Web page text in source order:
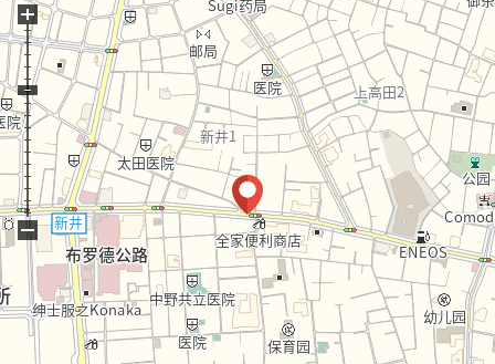
・窗大量，光照、通风为边角房良好
・味难以在房间指出的独立型厨房
・容易把打扫换成的全室木地板式样
・开放感觉溢出来的有屋顶阳台(每月费用1,400日元)
▼设备
[厨房]
・附带烤炉的组合厨房(3份煤气)
・内装净水器
[洗手间、厕所]
・有三面镜的梳妆台、人造大理石柜檯TOP
・无水箱马桶
[浴室]
+
−